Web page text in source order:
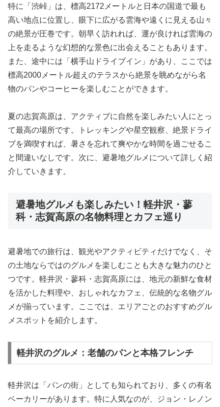
特に「渋峠」は、標高2172メートルと日本の国道で最も
高い地点に位置し、眼下に広がる雲海や遠くに見える山々
の絶景が圧巻です。朝早く訪れれば、運が良ければ雲海の
上を走るような幻想的な景色に出会えることもあります。
また、途中には「横手山ドライブイン」があり、ここでは
標高2000メートル超えのテラスから絶景を眺めながら名
物のパンやコーヒーを楽しむことができます。
夏の志賀高原は、アクティブに自然を楽しみたい人にとっ
て最高の場所です。トレッキングや星空観察、絶景ドライ
ブを満喫すれば、暑さを忘れて爽やかな時間を過ごせるこ
と間違いなしです。次に、避暑地グルメについて詳しく紹
介していきます。
避暑地グルメも楽しみたい！軽井沢・蓼
科・志賀高原の名物料理とカフェ巡り
避暑地での旅行は、観光やアクティビティだけでなく、そ
の土地ならではのグルメを楽しむことも大きな魅力のひと
つです。軽井沢・蓼科・志賀高原には、地元の新鮮な食材
を活かした料理や、おしゃれなカフェ、伝統的な名物グル
メが揃っています。ここでは、エリアごとのおすすめグル
メスポットを紹介します。
軽井沢のグルメ：老舗のパンと本格フレンチ
軽井沢は「パンの街」としても知られており、多くの有名
ベーカリーがあります。特に人気なのが、ジョン・レノン